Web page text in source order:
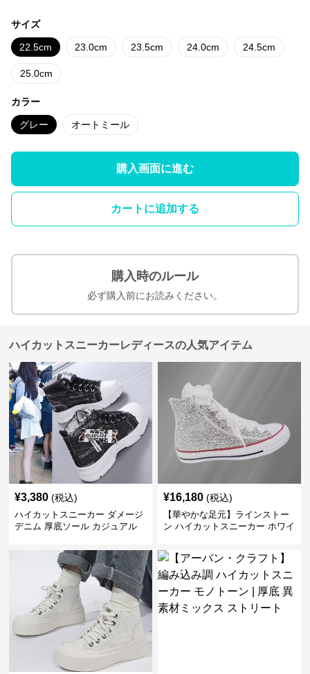
サイズ
22.5cm 23.0cm 23.5cm 24.0cm 24.5cm
25.0cm
カラー
グレー オートミール
購入画面に進む
カートに追加する
購入時のルール
必ず購入前にお読みください。
ハイカットスニーカーレディースの人気アイテム
¥3,380 (税込)
ハイカットスニーカー ダメージ
デニム 厚底ソール カジュアル
かわいい 学校 日常使い 履きや
¥16,180 (税込)
【華やかな足元】ラインストー
ン ハイカットスニーカー ホワイ
ボン